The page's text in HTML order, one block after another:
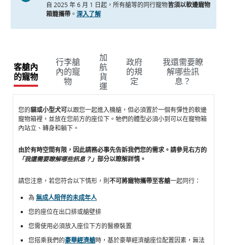
自 2025 年 6 月 1 日起，所有艙等的同行寵物皆須以軟邊寵物
箱籠攜帶 。 深入了解
客艙內
的寵物
行李艙
內的寵
物
加
航
貨
運
政府
的規
定
我還需要瞭
解哪些訊
息？
客
艙
內
寵
物
客
艙
內
寵
物
您的貓或小型犬可以跟您一起進入機艙，但必須置於一個有彈性的軟邊
寵物箱裡，並放在您前方的座位下。牠們的體型必須小到可以在寵物箱
內站立、轉身和躺下。
由於有時空間有限，因此請務必事先告訴我們您的需求 。請參見右方的
「我還需要瞭解哪些訊息？」 部分以瞭解詳情。
請您注意，若您符合以下情形，則 不可將寵物攜帶至客艙一起同行：
為無成人陪伴的未成年人
您的座位在出口排或艙壁排
您需使用必須放入座位下方的醫療裝置
您搭乘我們的豪華經濟艙時，基於豪華經濟艙座位配置因素，無法